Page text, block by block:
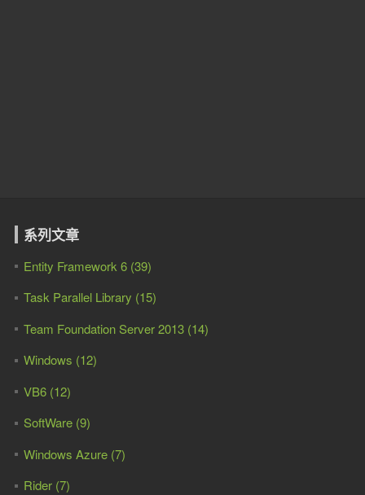
系列文章
Entity Framework 6 (39)
Task Parallel Library (15)
Team Foundation Server 2013 (14)
Windows (12)
VB6 (12)
SoftWare (9)
Windows Azure (7)
Rider (7)